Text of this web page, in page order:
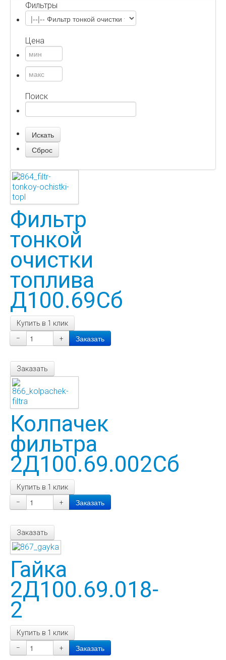
Фильтры
Цена
Поиск
Фильтр
тонкой
очистки
топлива
Д100.69Сб
Купить в 1 клик
−
+
Заказать
Колпачек
фильтра
2Д100.69.002Сб
Купить в 1 клик
−
+
Заказать
Гайка
2Д100.69.018-
2
Купить в 1 клик
−
+